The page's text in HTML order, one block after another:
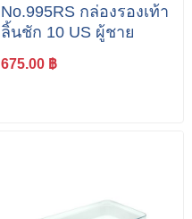
No.995RS กล่องรองเท้า
ลิ้นชัก 10 US ผู้ชาย
675.00 ฿